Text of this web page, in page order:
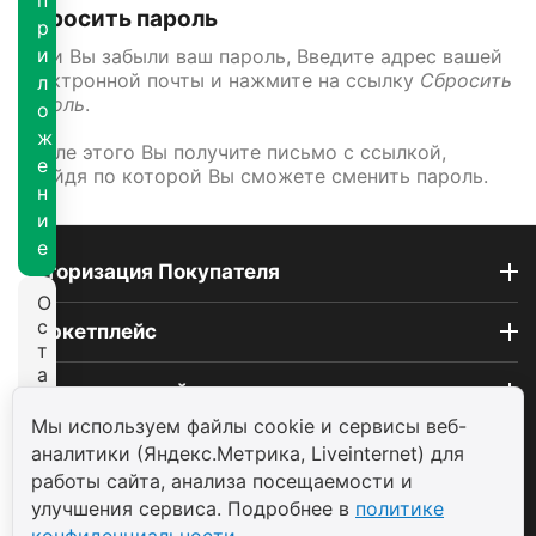
Сбросить пароль
Если Вы забыли ваш пароль, Введите адрес вашей
электронной почты и нажмите на ссылку Сбросить
пароль.
После этого Вы получите письмо с ссылкой,
пройдя по которой Вы сможете сменить пароль.
Авторизация Покупателя
Маркетплейс
Покупательский сервис
Контакты
© 2004 - 2026 ООО «ТП САВДА»
р
и
л
о
ж
е
н
и
е
О
с
т
а
ь
с
н
а
Мы используем файлы cookie и сервисы веб-
аналитики (Яндекс.Метрика, Liveinternet) для
работы сайта, анализа посещаемости и
улучшения сервиса. Подробнее в политике